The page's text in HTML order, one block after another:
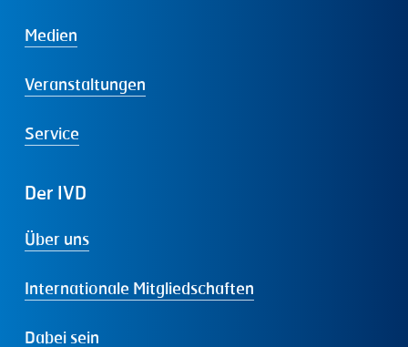
Medien
Veranstaltungen
Service
Der IVD
Über uns
Internationale Mitgliedschaften
Dabei sein